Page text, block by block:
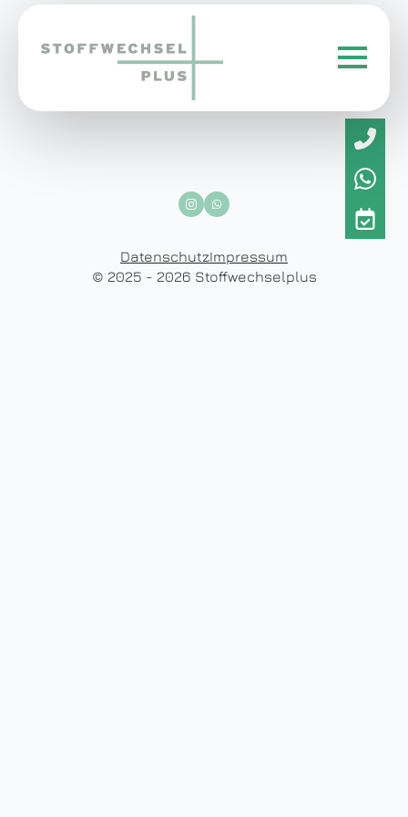
DatenschutzImpressum
© 2025 - 2026 Stoffwechselplus